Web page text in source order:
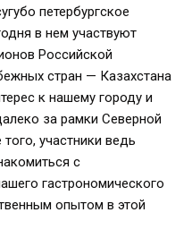
петербургское
в нем участвуют
Российской
стран — Казахстана
к нашему городу и
за рамки Северной
участники ведь
с
гастрономического
опытом в этой